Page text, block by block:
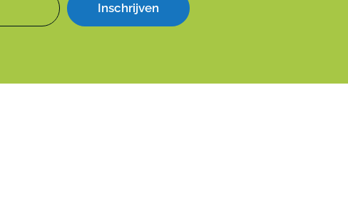
Inschrijven